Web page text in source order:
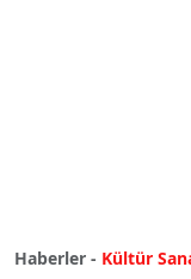
Haberler - Kültür